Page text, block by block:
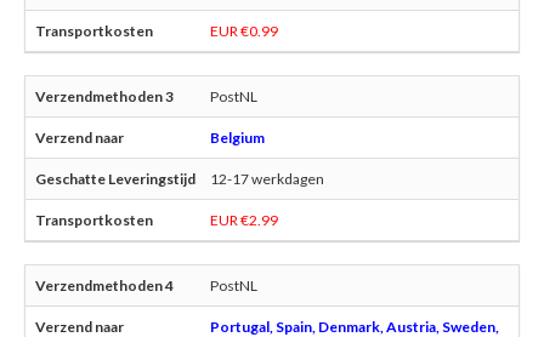
EUR €0.99
PostNL
Belgium
12-17 werkdagen
EUR €2.99
PostNL
Portugal, Spain, Denmark, Austria, Sweden,